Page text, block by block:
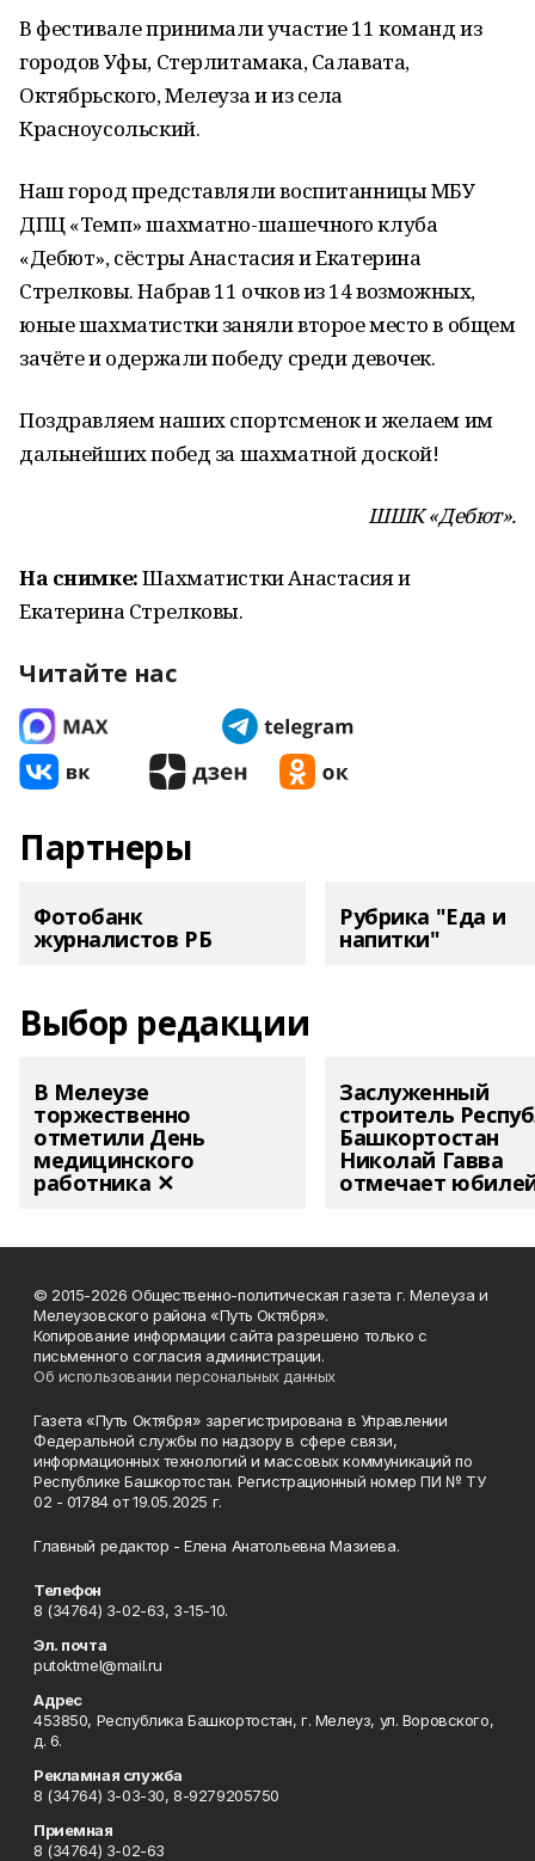
В фестивале принимали участие 11 команд из
городов Уфы, Стерлитамака, Салавата,
Октябрьского, Мелеуза и из села
Красноусольский.
Наш город представляли воспитанницы МБУ
ДПЦ «Темп» шахматно-шашечного клуба
«Дебют», сёстры Анастасия и Екатерина
Стрелковы. Набрав 11 очков из 14 возможных,
юные шахматистки заняли второе место в общем
зачёте и одержали победу среди девочек.
Поздравляем наших спортсменок и желаем им
дальнейших побед за шахматной доской!
ШШК «Дебют».
На снимке:Шахматистки Анастасия и
Екатерина Стрелковы.
Читайте нас
Партнеры
Фотобанк
журналистов РБ
Рубрика "Еда и
напитки"
Выбор редакции
В Мелеузе
торжественно
отметили День
медицинского
работника ✕
Заслуженный
строитель
Башкортостан
Николай Гавва
отмечает
© 2015-2026 Общественно-политическая газета г. Мелеуза и
Мелеузовского района «Путь Октября».
Копирование информации сайта разрешено только с
письменного согласия администрации.
Об использовании персональных данных
Газета «Путь Октября» зарегистрирована в Управлении
Федеральной службы по надзору в сфере связи,
информационных технологий и массовых коммуникаций по
Республике Башкортостан. Регистрационный номер ПИ № ТУ
02 - 01784 от 19.05.2025 г.
Главный редактор - Елена Анатольевна Мазиева.
Телефон
8 (34764) 3-02-63, 3-15-10.
Эл. почта
putoktmel@mail.ru
Адрес
453850, Республика Башкортостан, г. Мелеуз, ул. Воровского,
д. 6.
Рекламная служба
8 (34764) 3-03-30, 8-9279205750
Приемная
8 (34764) 3-02-63